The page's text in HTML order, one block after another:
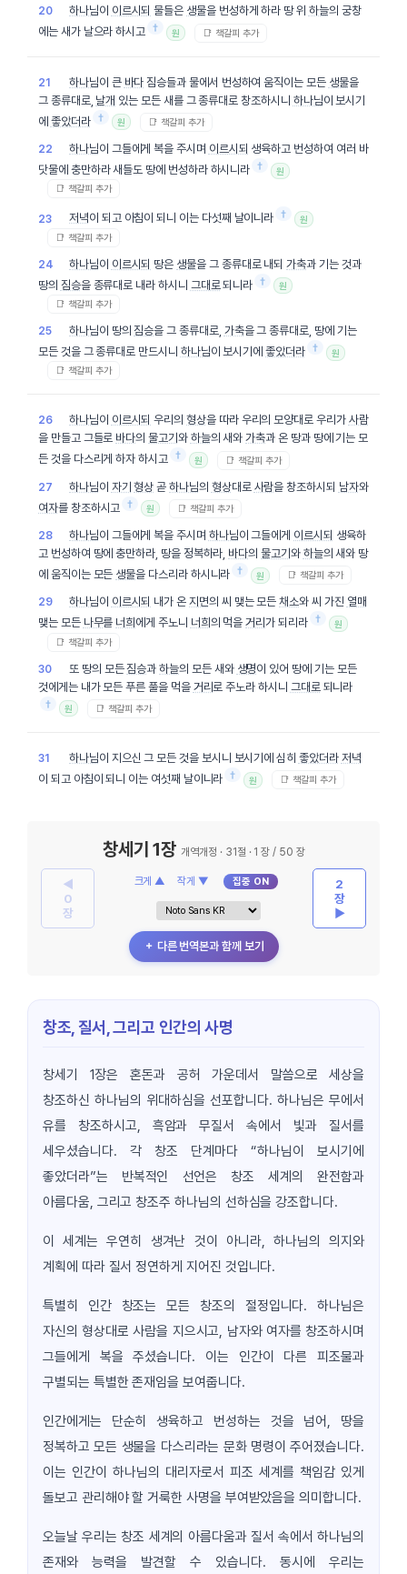
20 하나님이 이르시되 물들은 생물을 번성하게 하라 땅 위 하늘의 궁창
에는 새가 날으라 하시고 † 원 📑 책갈피 추가
21 하나님이 큰 바다 짐승들과 물에서 번성하여 움직이는 모든 생물을
그 종류대로, 날개 있는 모든 새를 그 종류대로 창조하시니 하나님이 보시기
에 좋았더라 † 원 📑 책갈피 추가
22 하나님이 그들에게 복을 주시며 이르시되 생육하고 번성하여 여러 바
닷물에 충만하라 새들도 땅에 번성하라 하시니라 † 원
📑 책갈피 추가
23 저녁이 되고 아침이 되니 이는 다섯째 날이니라 † 원
📑 책갈피 추가
24 하나님이 이르시되 땅은 생물을 그 종류대로 내되가축과 기는 것과
땅의 짐승을 종류대로 내라 하시니 그대로 되니라 † 원
📑 책갈피 추가
25 하나님이 땅의짐승을 그 종류대로, 가축을 그 종류대로, 땅에 기는
모든 것을 그 종류대로 만드시니 하나님이 보시기에좋았더라 † 원
📑 책갈피 추가
26 하나님이 이르시되 우리의형상을 따라 우리의 모양대로 우리가 사람
을 만들고 그들로 바다의물고기 와 하늘의 새와가축과 온 땅과 땅에 기는 모
든 것을 다스리게 하자 하시고 † 원 📑 책갈피 추가
27 하나님이 자기 형상 곧하나님의 형상대로 사람을 창조하시되 남자와
여자를 창조하시고 † 원 📑 책갈피 추가
28 하나님이 그들에게 복을 주시며 하나님이 그들에게 이르시되 생육하
고 번성하여 땅에 충만하라, 땅을 정복하라, 바다의 물고기 와 하늘의 새와 땅
에 움직이는 모든 생물을 다스리라 하시니라 † 원 📑 책갈피 추가
29 하나님이 이르시되 내가 온 지면의 씨 맺는 모든채소와 씨 가진 열매
맺는 모든 나무를 너희 에게 주노니 너희 의 먹을거리가 되리라 † 원
📑 책갈피 추가
30 또 땅의 모든짐승과하늘의 모든 새와 생명이 있어 땅에 기는 모든
것에게는 내가 모든 푸른 풀을 먹을 거리로 주노라 하시니 그대로 되니라
†
원 📑 책갈피 추가
31 하나님이 지으신 그 모든 것을 보시니 보시기에 심히 좋았더라 저녁
이 되고 아침이 되니 이는 여섯째 날이니라 † 원 📑 책갈피 추가
◀
0
장
창세기 1장개역개정 · 31절 · 1 장 / 50 장
크게 ▲ 작게 ▼ 집중 ON
＋ 다른 번역본과 함께 보기
2
장
▶
창조, 질서, 그리고 인간의 사명
창세기 1장은 혼돈과 공허 가운데서 말씀으로 세상을
창조하신 하나님의 위대하심을 선포합니다. 하나님은 무에서
유를 창조하시고, 흑암과 무질서 속에서 빛과 질서를
세우셨습니다. 각 창조 단계마다 “하나님이 보시기에
좋았더라”는 반복적인 선언은 창조 세계의 완전함과
아름다움, 그리고 창조주 하나님의 선하심을 강조합니다.
이 세계는 우연히 생겨난 것이 아니라, 하나님의 의지와
계획에 따라 질서 정연하게 지어진 것입니다.
특별히 인간 창조는 모든 창조의 절정입니다. 하나님은
자신의 형상대로 사람을 지으시고, 남자와 여자를 창조하시며
그들에게 복을 주셨습니다. 이는 인간이 다른 피조물과
구별되는 특별한 존재임을 보여줍니다.
인간에게는 단순히 생육하고 번성하는 것을 넘어, 땅을
정복하고 모든 생물을 다스리라는 문화 명령이 주어졌습니다.
이는 인간이 하나님의 대리자로서 피조 세계를 책임감 있게
돌보고 관리해야 할 거룩한 사명을 부여받았음을 의미합니다.
오늘날 우리는 창조 세계의 아름다움과 질서 속에서 하나님의
존재와 능력을 발견할 수 있습니다. 동시에 우리는